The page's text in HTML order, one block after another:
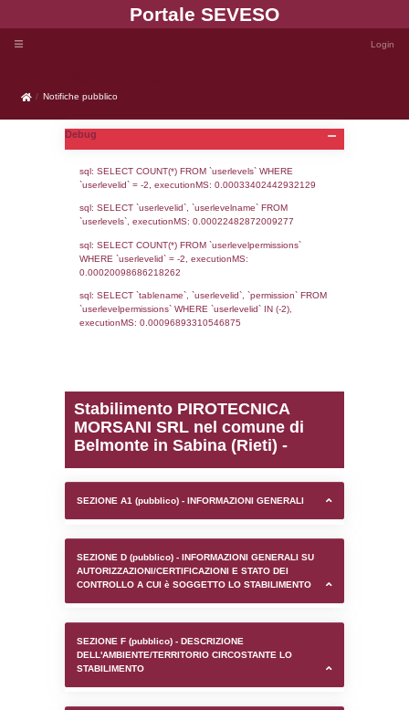
Portale
Notifiche pubblico
Notifiche pubblico
Debug
sql: SELECT COUNT(*) FROM `userlevels`
sql: SELECT `userlevelid`, `userlevelname`
0.00020098686218262
sql: SELECT `tablename`, `userlevelid`,
executionMS: 0.00096893310546875
Stabilimento
MORSANI SRL nel
Belmonte in Sabina